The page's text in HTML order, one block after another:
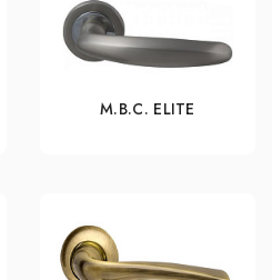
M.B.C. ELITE